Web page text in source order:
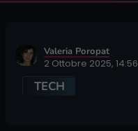
Valeria Poropat
2 Ottobre 2025, 14:56
TECH